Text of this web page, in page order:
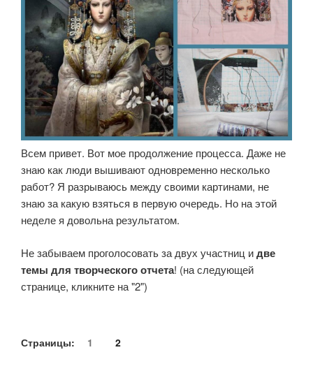
Всем привет. Вот мое продолжение процесса. Даже не
знаю как люди вышивают одновременно несколько
работ? Я разрываюсь между своими картинами, не
знаю за какую взяться в первую очередь. Но на этой
неделе я довольна результатом.
Не забываем проголосовать за двух участниц идве
темы для творческого отчета! (на следующей
странице, кликните на "2")
Страницы: 1 2